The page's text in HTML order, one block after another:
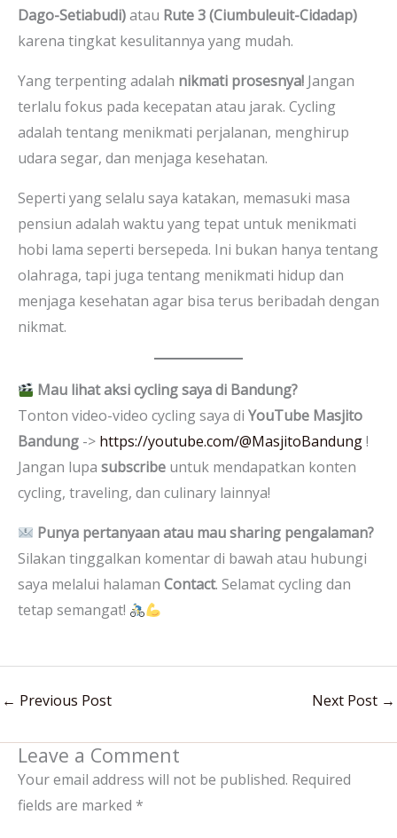
Dago-Setiabudi)atau Rute 3 (Ciumbuleuit-Cidadap)
karena tingkat kesulitannya yang mudah.
Yang terpenting adalah nikmati prosesnya! Jangan
terlalu fokus pada kecepatan atau jarak. Cycling
adalah tentang menikmati perjalanan, menghirup
udara segar, dan menjaga kesehatan.
Seperti yang selalu saya katakan, memasuki masa
pensiun adalah waktu yang tepat untuk menikmati
hobi lama seperti bersepeda. Ini bukan hanya tentang
olahraga, tapi juga tentang menikmati hidup dan
menjaga kesehatan agar bisa terus beribadah dengan
nikmat.
Mau lihat aksi cycling saya di Bandung?
Tonton video-video cycling saya di YouTube Masjito
Bandung -> https://youtube.com/@MasjitoBandung!
Jangan lupa subscribe untuk mendapatkan konten
cycling, traveling, dan culinary lainnya!
Punya pertanyaan atau mau sharing pengalaman?
Silakan tinggalkan komentar di bawah atau hubungi
saya melalui halaman Contact. Selamat cycling dan
tetap semangat!
← Previous Post Next Post →
Leave a Comment
Your email address will not be published. Required
fields are marked *